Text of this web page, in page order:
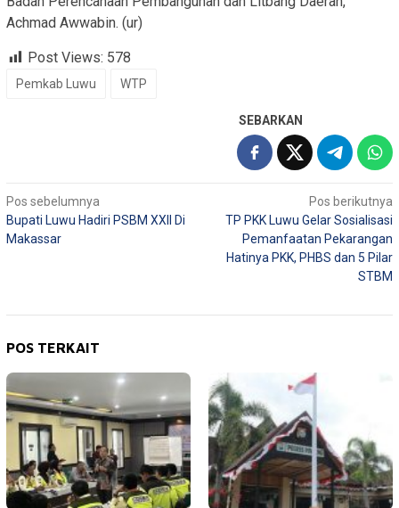
Achmad Awwabin. (ur)
Post Views: 578
Pemkab Luwu WTP
SEBARKAN
Navigasi
pos
Pos sebelumnya
Bupati Luwu Hadiri PSBM XXII Di
Makassar
Pos berikutnya
TP PKK Luwu Gelar Sosialisasi
Pemanfaatan Pekarangan
Hatinya PKK, PHBS dan 5 Pilar
STBM
POS TERKAIT